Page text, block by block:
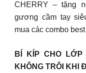
CHERRY – tặng
gương cầm tay
mua các combo
BÍ KÍP CHO LỚP
KHÔNG TRÔI KHI